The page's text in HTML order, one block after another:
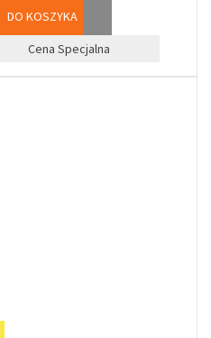
DO KOSZYKA
Cena Specjalna